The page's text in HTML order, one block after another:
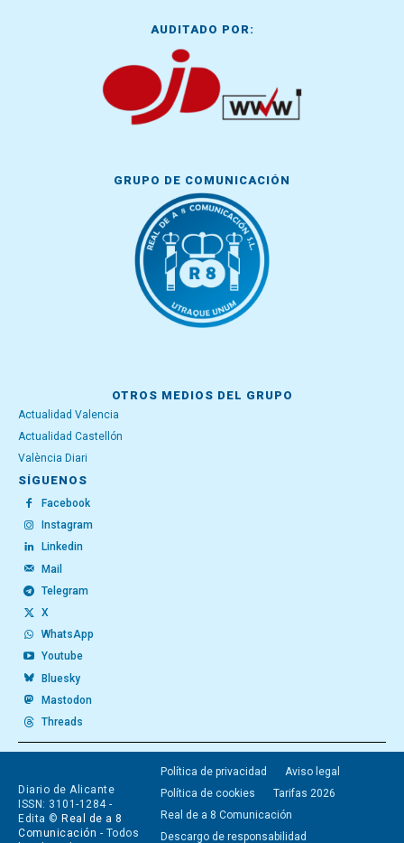
AUDITADO POR:
GRUPO DE COMUNICACIÓN
OTROS MEDIOS DEL GRUPO
Actualidad Valencia
Actualidad Castellón
València Diari
SÍGUENOS
Facebook
Instagram
Linkedin
Mail
Telegram
X
WhatsApp
Youtube
Bluesky
Mastodon
Threads
Diario de Alicante
ISSN: 3101-1284 -
Edita © Real de a 8
Comunicación - Todos
Política de privacidad
Aviso legal
Política de cookies
Tarifas 2026
Real de a 8 Comunicación
Descargo de responsabilidad